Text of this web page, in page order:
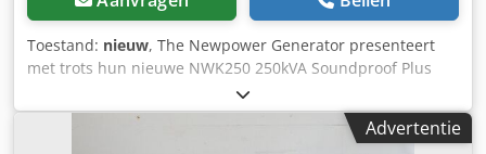
Toestand: nieuw, The Newpower Generator presenteert
met trots hun nieuwe NWK250 250kVA Soundproof Plus
serie. Deze generatorsets zijn voorzien van extra
geluidsgordijnen in de cabines, die een geluidsreductie
van 15 procent garanderen ten opzichte van deAdvertentie